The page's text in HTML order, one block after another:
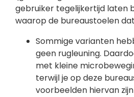
gebruiker tegelijkertijd laten
waarop de bureaustoelen
Sommige varianten
geen rugleuning.
met kleine
terwijl je op deze
voorbeelden hiervan